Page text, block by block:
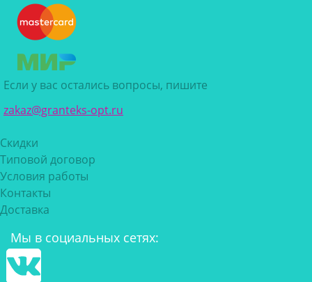
Если у вас остались вопросы, пишите
zakaz@granteks-opt.ru
Скидки
Типовой договор
Условия работы
Контакты
Доставка
Мы в социальных сетях: